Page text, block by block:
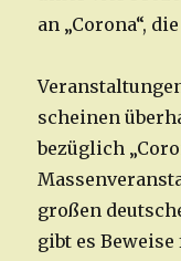
an „Corona“,
scheinen
bezüglich
großen
gibt es